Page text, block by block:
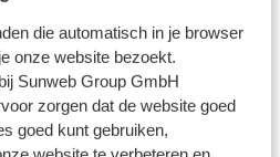
die automatisch in je browser
onze website bezoekt.
Sunweb Group GmbH
zorgen dat de website goed
goed kunt gebruiken,